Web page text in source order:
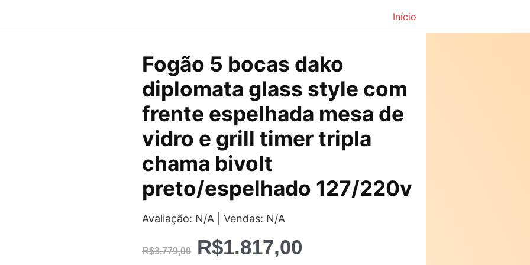
Início
Fogão 5 bocas dako
diplomata glass style com
frente espelhada mesa de
vidro e grill timer tripla
chama bivolt
preto/espelhado 127/220v
Avaliação: N/A | Vendas: N/A
R$3.779,00
O
preço
original
era:
R$3.779,00.
R$1.817,00
O
preço
atual
é:
R$1.817,00.